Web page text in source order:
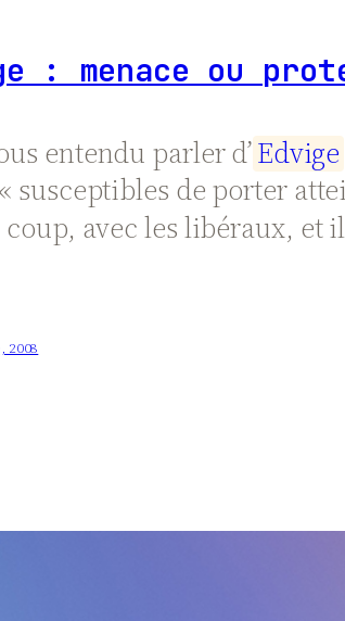
: menace ou
entendu parler d’Edvige
susceptibles de porter
avec les libéraux, et il
2008